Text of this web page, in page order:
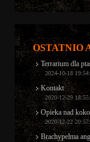
OSTATNIO
Terrarium dla
2024-10-18
Kontakt
2020-12-29
Opieka nad
2020-12-22
Brachypelma